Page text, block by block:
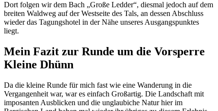
Dort folgen wir dem Bach „Große Ledder“, diesmal jedoch auf dem
breiten Waldweg auf der Westseite des Tals, an dessen Abschluss
wieder das Tagungshotel in der Nähe unseres Ausgangspunktes
liegt.
Mein Fazit zur Runde um die Vorsperre
Kleine Dhünn
Da die kleine Runde für mich fast wie eine Wanderung in die
Vergangenheit war, war es einfach Großartig. Die Landschaft mit
imposanten Ausblicken und die unglaubiche Natur hier im